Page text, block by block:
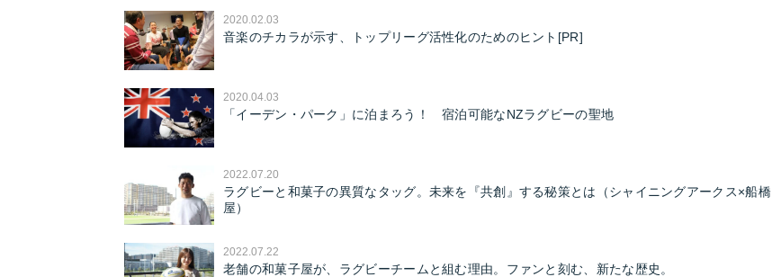
2020.02.03
音楽のチカラが示す、トップリーグ活性化のためのヒント[PR]
2020.04.03
「イーデン・パーク」に泊まろう！ 宿泊可能なNZラグビーの聖地
2022.07.20
ラグビーと和菓子の異質なタッグ。未来を『共創』する秘策とは（シャイニングアークス×船橋
屋）
2022.07.22
老舗の和菓子屋が、ラグビーチームと組む理由。ファンと刻む、新たな歴史。